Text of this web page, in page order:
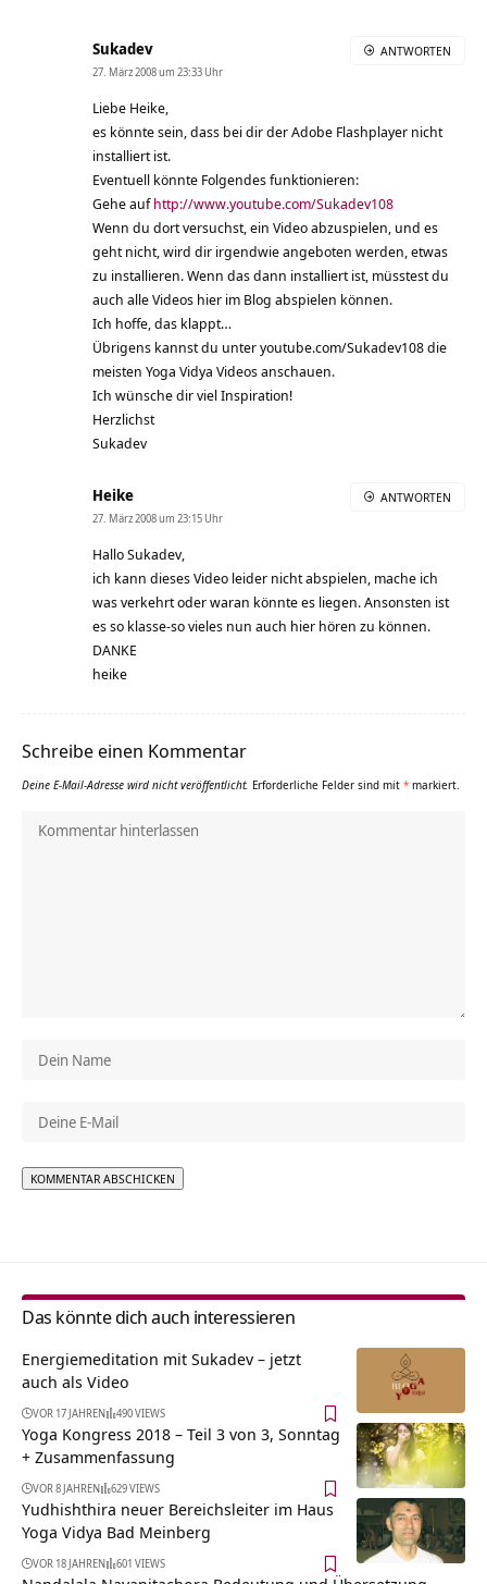
Sukadev
27. März 2008 um 23:33 Uhr
Liebe Heike,
es könnte sein, dass bei dir der Adobe Flashplayer nicht
installiert ist.
Eventuell könnte Folgendes funktionieren:
Gehe aufhttp://www.youtube.com/Sukadev108
Wenn du dort versuchst, ein Video abzuspielen, und es
geht nicht, wird dir irgendwie angeboten werden, etwas
zu installieren. Wenn das dann installiert ist, müsstest du
auch alle Videos hier im Blog abspielen können.
Ich hoffe, das klappt…
Übrigens kannst du unter youtube.com/Sukadev108 die
meisten Yoga Vidya Videos anschauen.
Ich wünsche dir viel Inspiration!
Herzlichst
Sukadev
ANTWORTEN
Heike
27. März 2008 um 23:15 Uhr
Hallo Sukadev,
ich kann dieses Video leider nicht abspielen, mache ich
was verkehrt oder waran könnte es liegen. Ansonsten ist
es so klasse-so vieles nun auch hier hören zu können.
DANKE
heike
ANTWORTEN
Schreibe einen Kommentar
Deine E-Mail-Adresse wird nicht veröffentlicht. Erforderliche Felder sind mit * markiert.
Das könnte dich auch interessieren
Energiemeditation mit Sukadev – jetzt
auch als Video
VOR 17 JAHREN 490 VIEWS
Yoga Kongress 2018 – Teil 3 von 3, Sonntag
+ Zusammenfassung
VOR 8 JAHREN 629 VIEWS
Yudhishthira neuer Bereichsleiter im Haus
Yoga Vidya Bad Meinberg
VOR 18 JAHREN 601 VIEWS